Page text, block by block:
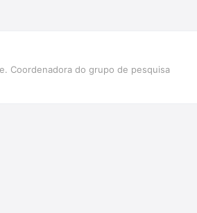
Coordenadora do grupo de pesquisa